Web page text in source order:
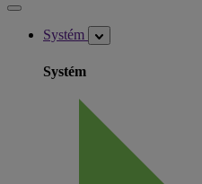
Systém
Systém